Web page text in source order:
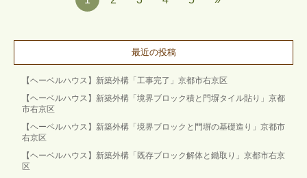
最近の投稿
【ヘーベルハウス】新築外構「工事完了」京都市右京区
【ヘーベルハウス】新築外構「境界ブロック積と門塀タイル貼り」京都
市右京区
【ヘーベルハウス】新築外構「境界ブロックと門塀の基礎造り」京都市
右京区
【ヘーベルハウス】新築外構「既存ブロック解体と鋤取り」京都市右京
区